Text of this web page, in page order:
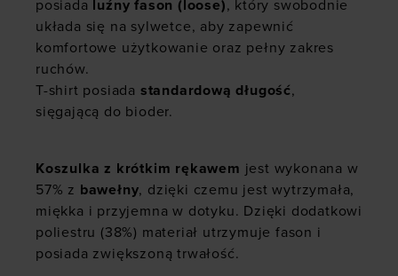
posiada luźny fason (loose), który swobodnie
układa się na sylwetce, aby zapewnić
komfortowe użytkowanie oraz pełny zakres
ruchów.
T-shirt posiada standardową długość,
sięgającą do bioder.
Koszulka z krótkim rękawem jest wykonana w
57% z bawełny, dzięki czemu jest wytrzymała,
miękka i przyjemna w dotyku. Dzięki dodatkowi
poliestru (38%) materiał utrzymuje fason i
posiada zwiększoną trwałość.